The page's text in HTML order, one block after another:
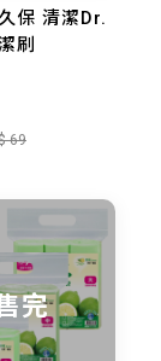
保 清潔Dr.
刷
69
完